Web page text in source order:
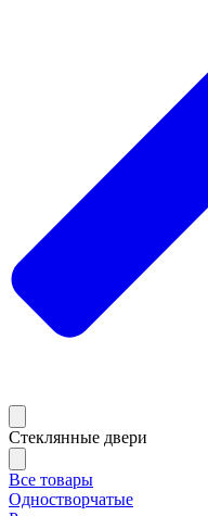
Стеклянные двери
Все товары
Одностворчатые